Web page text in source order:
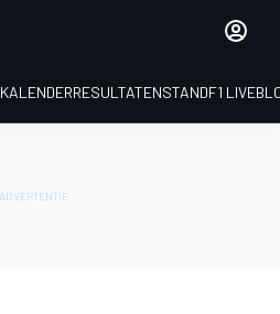
KALENDERRESULTATENSTANDF1